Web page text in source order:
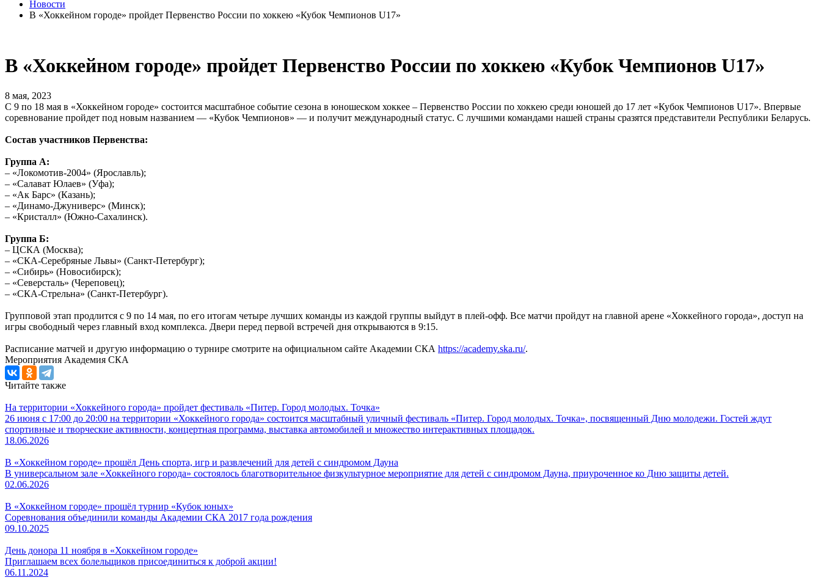
Новости
В «Хоккейном городе» пройдет Первенство России по хоккею «Кубок Чемпионов U17»
В «Хоккейном городе» пройдет Первенство России по хоккею «Кубок Чемпионов U17»
8 мая, 2023
С 9 по 18 мая в «Хоккейном городе» состоится масштабное событие сезона в юношеском хоккее – Первенство России по хоккею среди юношей до 17 лет «Кубок Чемпионов U17». Впервые
соревнование пройдет под новым названием — «Кубок Чемпионов» — и получит международный статус. С лучшими командами нашей страны сразятся представители Республики Беларусь.
Состав участников Первенства:
Группа А:
– «Локомотив-2004» (Ярославль);
– «Салават Юлаев» (Уфа);
– «Ак Барс» (Казань);
– «Динамо-Джуниверс» (Минск);
– «Кристалл» (Южно-Сахалинск).
Группа Б:
– ЦСКА (Москва);
– «СКА-Серебряные Львы» (Санкт-Петербург);
– «Сибирь» (Новосибирск);
– «Северсталь» (Череповец);
– «СКА-Стрельна» (Санкт-Петербург).
Групповой этап продлится с 9 по 14 мая, по его итогам четыре лучших команды из каждой группы выйдут в плей-офф. Все матчи пройдут на главной арене «Хоккейного города», доступ на
игры свободный через главный вход комплекса. Двери перед первой встречей дня открываются в 9:15.
Расписание матчей и другую информацию о турнире смотрите на официальном сайте Академии СКА https://academy.ska.ru/.
Мероприятия Академия СКА
Читайте также
На территории «Хоккейного города» пройдет фестиваль «Питер. Город молодых. Точка»
26 июня с 17:00 до 20:00 на территории «Хоккейного города» состоится масштабный уличный фестиваль «Питер. Город молодых. Точка», посвященный Дню молодежи. Гостей ждут
спортивные и творческие активности, концертная программа, выставка автомобилей и множество интерактивных площадок.
18.06.2026
В «Хоккейном городе» прошёл День спорта, игр и развлечений для детей с синдромом Дауна
В универсальном зале «Хоккейного города» состоялось благотворительное физкультурное мероприятие для детей с синдромом Дауна, приуроченное ко Дню защиты детей.
02.06.2026
В «Хоккейном городе» прошёл турнир «Кубок юных»
Соревнования объединили команды Академии СКА 2017 года рождения
09.10.2025
День донора 11 ноября в «Хоккейном городе»
Приглашаем всех болельщиков присоединиться к доброй акции!
06.11.2024